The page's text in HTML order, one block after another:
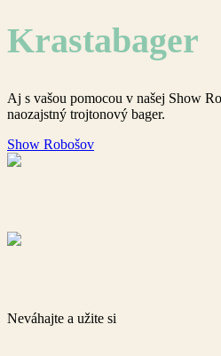
Krastabager
Aj s vašou pomocou v našej Show
naozajstný trojtonový bager.
Show Robošov
Neváhajte a užite si